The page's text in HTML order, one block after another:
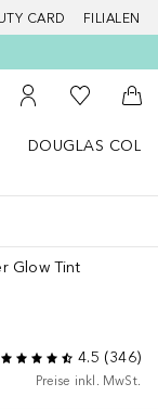
CARD FILIALEN
Storefinder
Zu Meinem
Zu Meiner
DOUGLAS
Glow Tint
4.5 (346)
Preise inkl. MwSt.